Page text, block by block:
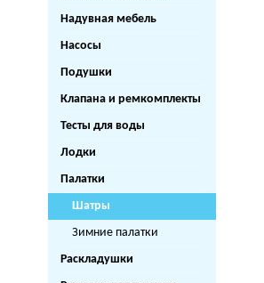
Надувная мебель
Насосы
Подушки
Клапана и ремкомплекты
Тесты для воды
Лодки
Палатки
Шатры
Зимние палатки
Раскладушки